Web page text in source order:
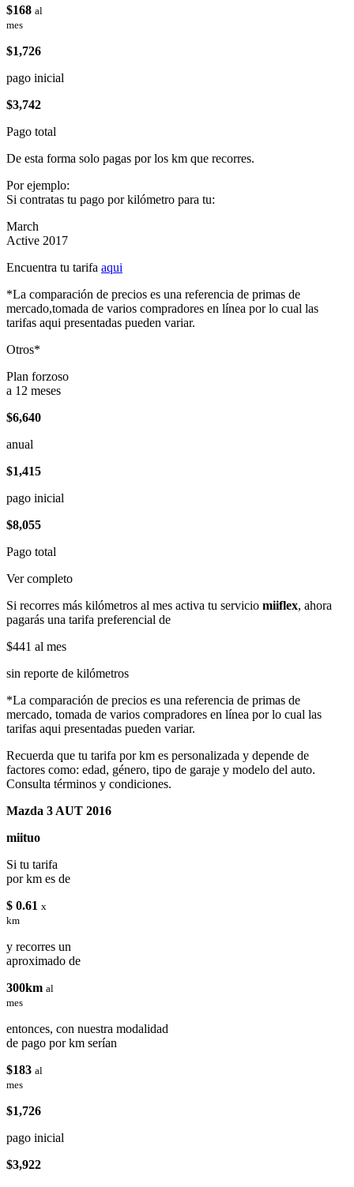
$168 al
mes
$1,726
pago inicial
$3,742
Pago total
De esta forma solo pagas por los km que recorres.
Por ejemplo:
Si contratas tu pago por kilómetro para tu:
March
Active 2017
Encuentra tu tarifa aqui
*La comparación de precios es una referencia de primas de
mercado,tomada de varios compradores en línea por lo cual las
tarifas aqui presentadas pueden variar.
Otros*
Plan forzoso
a 12 meses
$6,640
anual
$1,415
pago inicial
$8,055
Pago total
Ver completo
Si recorres más kilómetros al mes activa tu servicio miiflex, ahora
pagarás una tarifa preferencial de
$441 al mes
sin reporte de kilómetros
*La comparación de precios es una referencia de primas de
mercado, tomada de varios compradores en línea por lo cual las
tarifas aqui presentadas pueden variar.
Recuerda que tu tarifa por km es personalizada y depende de
factores como: edad, género, tipo de garaje y modelo del auto.
Consulta términos y condiciones.
Mazda 3 AUT 2016
miituo
Si tu tarifa
por km es de
$ 0.61 x
km
y recorres un
aproximado de
300km al
mes
entonces, con nuestra modalidad
de pago por km serían
$183 al
mes
$1,726
pago inicial
$3,922